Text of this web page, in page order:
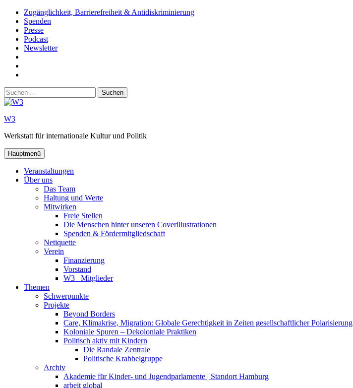
Zum
Inhalt
springen
Zugänglichkeit, Barrierefreiheit & Antidiskriminierung
Spenden
Presse
Podcast
Newsletter
Youtube
Suchen
nach:
W3
Werkstatt für internationale Kultur und Politik
Hauptmenü
Veranstaltungen
Über uns
Das Team
Haltung und Werte
Mitwirken
Freie Stellen
Die Menschen hinter unseren Coverillustrationen
Spenden & Fördermitgliedschaft
Netiquette
Verein
Finanzierung
Vorstand
W3_ Mitglieder
Themen
Schwerpunkte
Projekte
Beyond Borders
Care, Klimakrise, Migration: Globale Gerechtigkeit in Zeiten gesellschaftlicher Polarisierung
Koloniale Spuren – Dekoloniale Praktiken
Politisch aktiv mit Kindern
Die Randale Zentrale
Politische Krabbelgruppe
Archiv
Akademie für Kinder- und Jugendparlamente | Standort Hamburg
arbeit global